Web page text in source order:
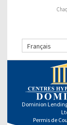
Français
Dominion
Permis de